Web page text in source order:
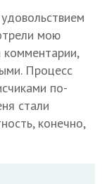
мою
комментарии,
Процесс
по-
стали
конечно,